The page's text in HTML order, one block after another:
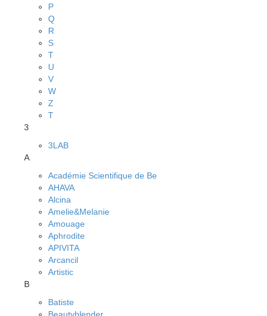
P
Q
R
S
T
U
V
W
Z
Т
3
3LAB
A
Académie Scientifique de Be
AHAVA
Alcina
Amelie&Melanie
Amouage
Aphrodite
APIVITA
Arcancil
Artistic
B
Batiste